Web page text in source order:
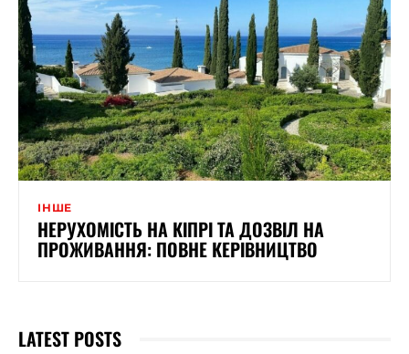
ІНШЕ
НЕРУХОМІСТЬ НА КІПРІ ТА ДОЗВІЛ НА
ПРОЖИВАННЯ: ПОВНЕ КЕРІВНИЦТВО
LATEST POSTS